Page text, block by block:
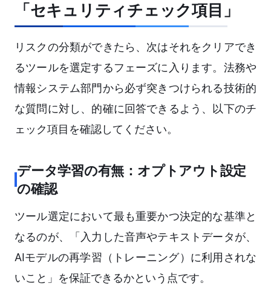
「セキュリティチェック項目」
リスクの分類ができたら、次はそれをクリアでき
るツールを選定するフェーズに入ります。法務や
情報システム部門から必ず突きつけられる技術的
な質問に対し、的確に回答できるよう、以下のチ
ェック項目を確認してください。
データ学習の有無：オプトアウト設定
の確認
ツール選定において最も重要かつ決定的な基準と
なるのが、「入力した音声やテキストデータが、
AIモデルの再学習（トレーニング）に利用されな
いこと」を保証できるかという点です。